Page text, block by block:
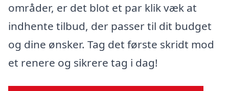
områder, er det blot et par klik væk at
indhente tilbud, der passer til dit budget
og dine ønsker. Tag det første skridt mod
et renere og sikrere tag i dag!